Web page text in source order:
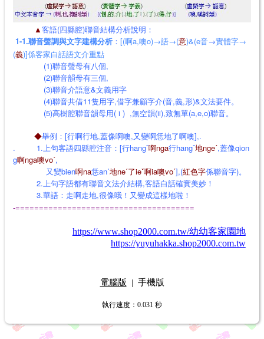
▲客語(四縣腔)聯音結構分析說明：
1-1.聯音聲調與文字建構分析 ： [(啊a,噢o)→語→(意)&(e音→實體字→
(義)]係客家白話語文介重點
(1)聯音聲母有八個,
(2)聯音韻母有三個,
(3)聯音介語意&文義用字
(4)聯音共借11隻用字,借字兼顧字介(音,義,形)&文法要件。
(5)高樹腔聯音韻母用( i ) ,無空韻(ii),致無單(a,e,o)聯音。
◆舉例：[行啊行地,蓋像啊噢,又變啊恁地了啊噢],.
. 1.上句客語四縣腔注音：[行hangˇ啊nga行hangˇ地ngeˊ,蓋像qion
g啊nga噢voˊ,
又變bien啊na恁anˋ地neˊ了ieˇ啊ia噢voˊ],(紅色字係聯音字)。
2.上句字語都有聯音文法介結構,客語白話確實美妙！
3.華語：走啊走地,很像哦！又變成這樣地啦！
-======================================
https://www.shop2000.com.tw/幼幼客家園地
https://yuyuhakka.shop2000.com.tw
電腦版 | 手機版
執行速度 ：0.031 秒